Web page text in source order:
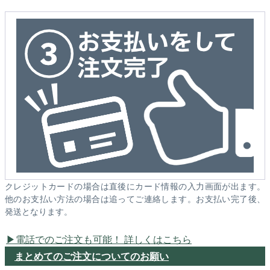
クレジットカードの場合は直後にカード情報の入力画面が出ます。
他のお支払い方法の場合は追ってご連絡します。お支払い完了後、
発送となります。
電話でのご注文も可能！ 詳しくはこちら
まとめてのご注文についてのお願い